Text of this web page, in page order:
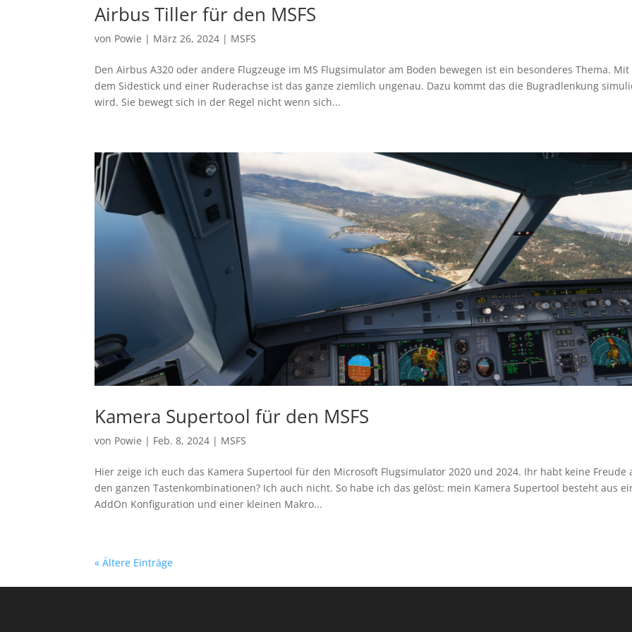
Airbus Tiller für den MSFS
von Powie | März 26, 2024 | MSFS
Den Airbus A320 oder andere Flugzeuge im MS Flugsimulator am Boden bewegen ist ein besonderes Thema. Mit
dem Sidestick und einer Ruderachse ist das ganze ziemlich ungenau. Dazu kommt das die Bugradlenkung
wird. Sie bewegt sich in der Regel nicht wenn sich...
Kamera Supertool für den MSFS
von Powie | Feb. 8, 2024 | MSFS
Hier zeige ich euch das Kamera Supertool für den Microsoft Flugsimulator 2020 und 2024. Ihr habt keine Freude
den ganzen Tastenkombinationen? Ich auch nicht. So habe ich das gelöst: mein Kamera Supertool besteht aus
AddOn Konfiguration und einer kleinen Makro...
« Ältere Einträge